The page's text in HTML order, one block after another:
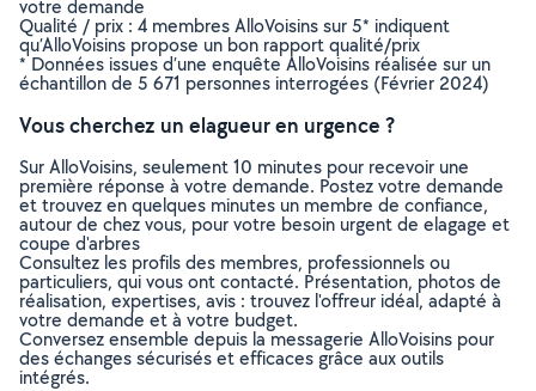
votre demande
Qualité / prix : 4 membres AlloVoisins sur 5* indiquent
qu’AlloVoisins propose un bon rapport qualité/prix
* Données issues d’une enquête AlloVoisins réalisée sur un
échantillon de 5 671 personnes interrogées (Février 2024)
Vous cherchez un elagueur en urgence ?
Sur AlloVoisins, seulement 10 minutes pour recevoir une
première réponse à votre demande. Postez votre demande
et trouvez en quelques minutes un membre de confiance,
autour de chez vous, pour votre besoin urgent de elagage et
coupe d'arbres
Consultez les profils des membres, professionnels ou
particuliers, qui vous ont contacté. Présentation, photos de
réalisation, expertises, avis : trouvez l'offreur idéal, adapté à
votre demande et à votre budget.
Conversez ensemble depuis la messagerie AlloVoisins pour
des échanges sécurisés et efficaces grâce aux outils
intégrés.